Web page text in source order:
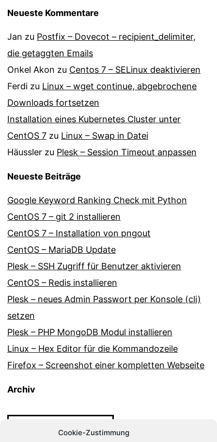
Cookie-Zustimmung
Neueste Kommentare
Jan zu Postfix – Dovecot – recipient_delimiter,
die getaggten Emails
Onkel Akon zu Centos 7 – SELinux de­ak­ti­vie­ren
Ferdi zu Linux – wget continue, abgebrochene
Downloads fortsetzen
Installation eines Kubernetes Cluster unter
CentOS 7 zu Linux – Swap in Datei
Häussler zu Plesk – Session Timeout anpassen
Neueste Beiträge
Google Keyword Ranking Check mit Python
CentOS 7 – git 2 installieren
CentOS 7 – Installation von pngout
CentOS – MariaDB Update
Plesk – SSH Zugriff für Benutzer aktivieren
CentOS – Redis installieren
Plesk – neues Admin Passwort per Konsole (cli)
setzen
Plesk – PHP MongoDB Modul installieren
Linux – Hex Editor für die Kommandozeile
Firefox – Screenshot einer kompletten Webseite
Archiv